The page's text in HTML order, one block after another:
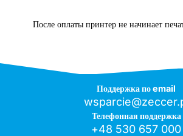
После оплаты принтер не начинает
Поддержка по email
Телефонная поддержка
+48 530 657 000